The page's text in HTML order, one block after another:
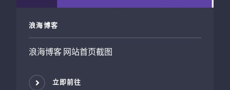
浪海博客
浪海博客 网站首页截图
立即前往